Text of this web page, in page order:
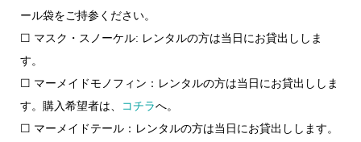
ール袋をご持参ください。
☐ マスク・スノーケル: レンタルの方は当日にお貸出ししま
す。
☐ マーメイドモノフィン：レンタルの方は当日にお貸出ししま
す。購入希望者は、
コチラへ。
☐ マーメイドテール：レンタルの方は当日にお貸出しします。